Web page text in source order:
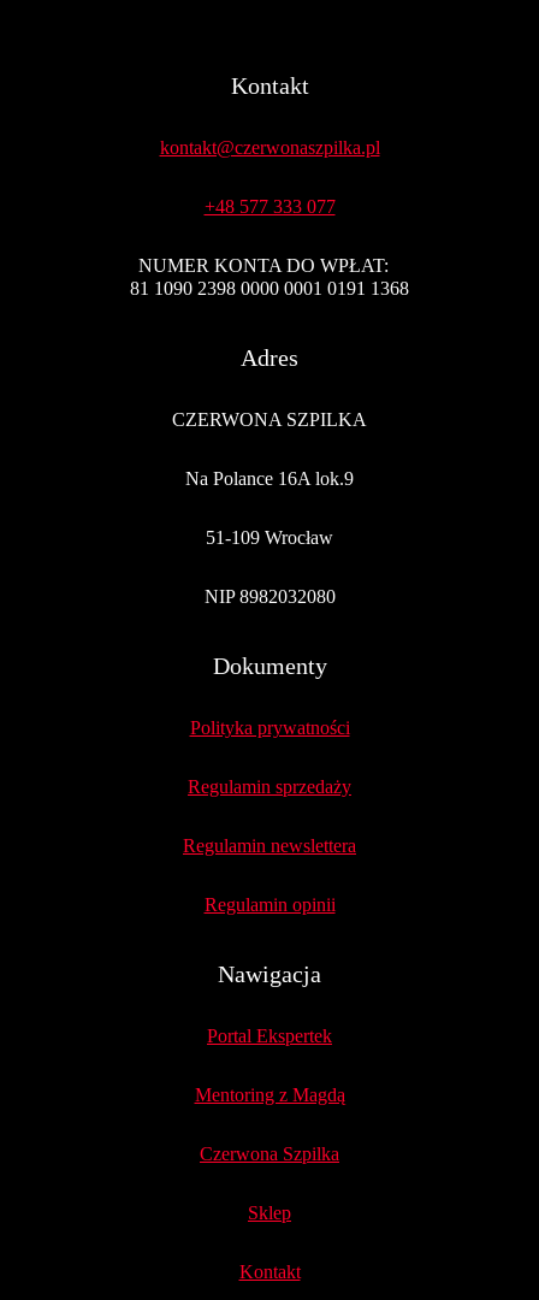
Kontakt
kontakt@czerwonaszpilka.pl
+48 577 333 077
NUMER KONTA DO WPŁAT:
81 1090 2398 0000 0001 0191 1368
Adres
CZERWONA SZPILKA
Na Polance 16A lok.9
51-109 Wrocław
NIP 8982032080
Dokumenty
Polityka prywatności
Regulamin sprzedaży
Regulamin newslettera
Regulamin opinii
Nawigacja
Portal Ekspertek
Mentoring z Magdą
Czerwona Szpilka
Sklep
Kontakt